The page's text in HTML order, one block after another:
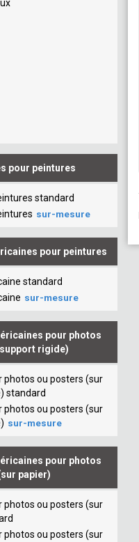
pour peintures
standard
sur-mesure
pour peintures
standard
sur-mesure
pour photos
rigide)
photos ou posters (sur
standard
photos ou posters (sur
sur-mesure
pour photos
papier)
photos ou posters (sur
photos ou posters (sur